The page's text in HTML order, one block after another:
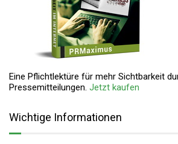
Eine Pflichtlektüre für mehr Sichtbarkeit
Pressemitteilungen. Jetzt kaufen
Wichtige Informationen